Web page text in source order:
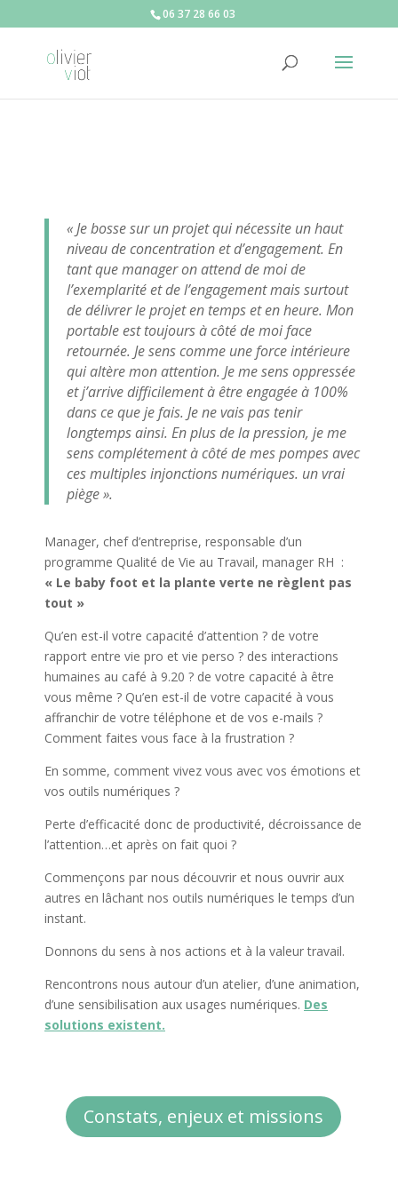
06 37 28 66 03
« Je bosse sur un projet qui nécessite un haut
niveau de concentration et d’engagement. En
tant que manager on attend de moi de
l’exemplarité et de l’engagement mais surtout
de délivrer le projet en temps et en heure. Mon
portable est toujours à côté de moi face
retournée. Je sens comme une force intérieure
qui altère mon attention. Je me sens oppressée
et j’arrive difficilement à être engagée à 100%
dans ce que je fais. Je ne vais pas tenir
longtemps ainsi. En plus de la pression, je me
sens complétement à côté de mes pompes avec
ces multiples injonctions numériques. un vrai
piège ».
Manager, chef d’entreprise, responsable d’un
programme Qualité de Vie au Travail, manager RH :
« Le baby foot et la plante verte ne règlent pas
tout »
Qu’en est-il votre capacité d’attention ? de votre
rapport entre vie pro et vie perso ? des interactions
humaines au café à 9.20 ? de votre capacité à être
vous même ? Qu’en est-il de votre capacité à vous
affranchir de votre téléphone et de vos e-mails ?
Comment faites vous face à la frustration ?
En somme, comment vivez vous avec vos émotions et
vos outils numériques ?
Perte d’efficacité donc de productivité, décroissance de
l’attention…et après on fait quoi ?
Commençons par nous découvrir et nous ouvrir aux
autres en lâchant nos outils numériques le temps d’un
instant.
Donnons du sens à nos actions et à la valeur travail.
Rencontrons nous autour d’un atelier, d’une animation,
d’une sensibilisation aux usages numériques. Des
solutions existent.
Constats, enjeux et missions